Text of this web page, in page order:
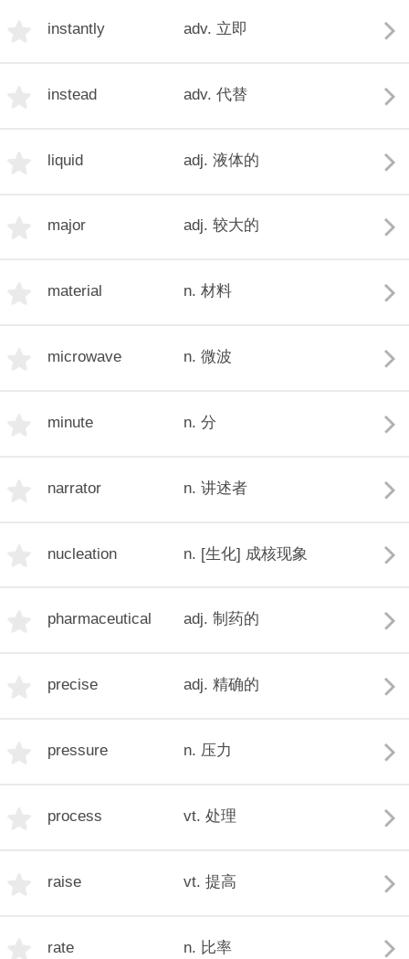
instantly adv. 立即
instead adv. 代替
liquid adj. 液体的
major adj. 较大的
material n. 材料
microwave n. 微波
minute n. 分
narrator n. 讲述者
nucleation n. [生化] 成核现象
pharmaceutical adj. 制药的
precise adj. 精确的
pressure n. 压力
process vt. 处理
raise vt. 提高
rate n. 比率